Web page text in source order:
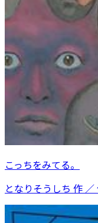
こっちをみてる。
となりそうしち 作